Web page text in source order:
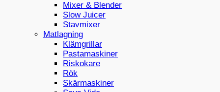
Mixer & Blender
Slow Juicer
Stavmixer
Matlagning
Klämgrillar
Pastamaskiner
Riskokare
Rök
Skärmaskiner